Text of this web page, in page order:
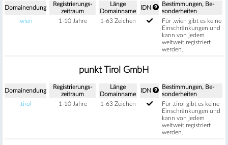
Domain­endung
Regis­trierungs­
zeitraum
Länge
Domain­name
IDN
Be­stimm­ungen, Be­
sonder­heiten
.wien
1-10 Jahre 1-63 Zeichen
Für .wien gibt es keine
Einschränkungen und
kann von jedem
weltweit registriert
werden.
punkt Tirol GmbH
Domain­endung
Regis­trierungs­
zeitraum
Länge
Domain­name
IDN
Be­stimm­ungen, Be­
sonder­heiten
.tirol
1-10 Jahre 1-63 Zeichen
Für .tirol gibt es keine
Einschränkungen und
kann von jedem
weltweit registriert
werden.